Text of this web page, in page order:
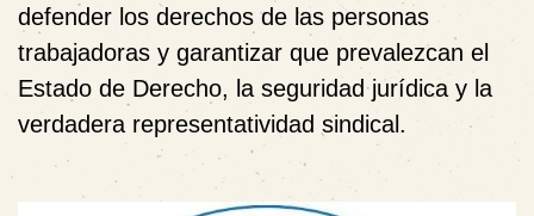
defender los derechos de las personas
trabajadoras y garantizar que prevalezcan el
Estado de Derecho, la seguridad jurídica y la
verdadera representatividad sindical.